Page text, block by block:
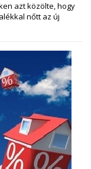
azt közölte, hogy
nőtt az új